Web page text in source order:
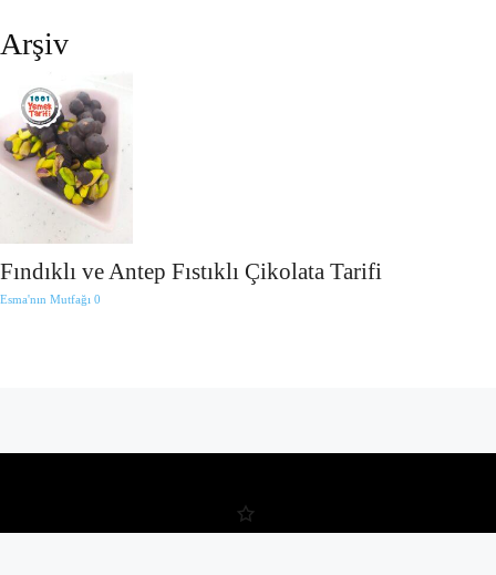
Arşiv
Fındıklı ve Antep Fıstıklı Çikolata Tarifi
Esma'nın Mutfağı 0